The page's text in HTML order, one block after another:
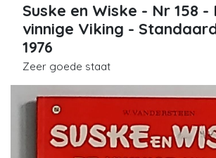
Suske en Wiske - Nr 158 -
vinnige Viking -
1976
Zeer goede staat